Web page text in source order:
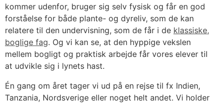
kommer udenfor, bruger sig selv fysisk og får en god
forståelse for både plante- og dyreliv, som de kan
relatere til den undervisning, som de får i de klassiske,
boglige fag. Og vi kan se, at den hyppige vekslen
mellem bogligt og praktisk arbejde får vores elever til
at udvikle sig i lynets hast.
Én gang om året tager vi ud på en rejse til fx Indien,
Tanzania, Nordsverige eller noget helt andet. Vi holder